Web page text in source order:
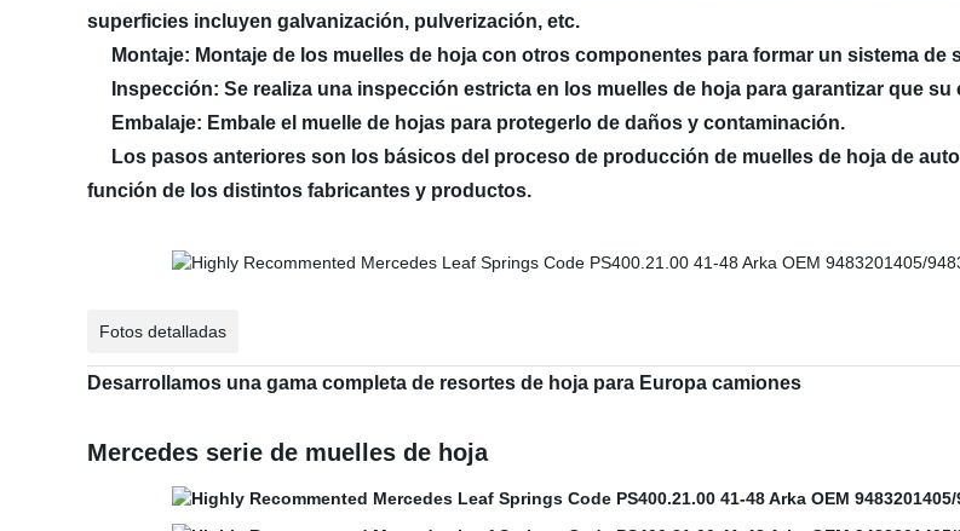
superficies incluyen galvanización, pulverización, etc.
Montaje: Montaje de los muelles de hoja con otros componentes para formar un sistema de
Inspección: Se realiza una inspección estricta en los muelles de hoja para garantizar que
Embalaje: Embale el muelle de hojas para protegerlo de daños y contaminación.
Los pasos anteriores son los básicos del proceso de producción de muelles de hoja de
función de los distintos fabricantes y productos.
Fotos detalladas
Desarrollamos una gama completa de resortes de hoja para Europa camiones
Mercedes serie de muelles de hoja